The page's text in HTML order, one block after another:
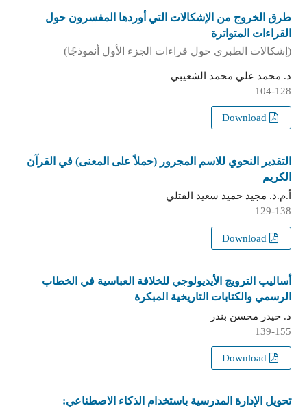
طرق الخروج من الإشكالات التي أوردها المفسرون حول
القراءات المتواترة
(إشكالات الطبري حول قراءات الجزء الأول أنموذجًا)
د. محمد علي محمد الشعيبي
104-128
Download
التقدير النحوي للاسم المجرور (حملاً على المعنى) في القرآن
الكريم
أ.م.د. مجيد حميد سعيد الفتلي
129-138
أساليب الترويج الأيديولوجي للخلافة العباسية في الخطاب
الرسمي والكتابات التاريخية المبكرة
د. حيدر محسن بندر
139-155
تحويل الإدارة المدرسية باستخدام الذكاء الاصطناعي: